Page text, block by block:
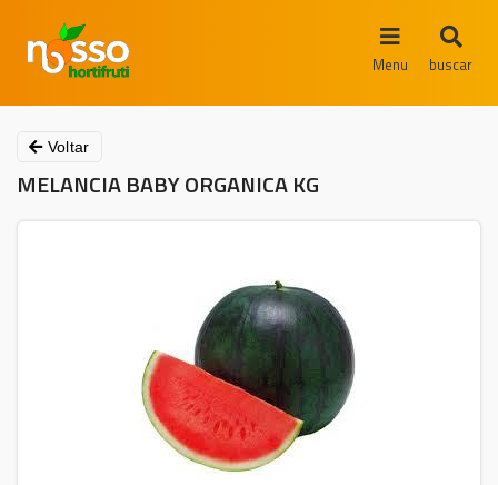
Menu buscar
Voltar
MELANCIA BABY ORGANICA KG